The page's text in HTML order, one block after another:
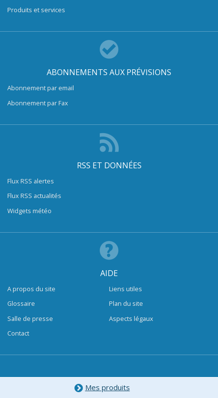
Produits et services
ABONNEMENTS AUX PRÉVISIONS
Abonnement par email
Abonnement par Fax
RSS ET DONNÉES
Flux RSS alertes
Flux RSS actualités
Widgets météo
AIDE
A propos du site
Glossaire
Salle de presse
Contact
Liens utiles
Plan du site
Aspects légaux
Mes produits